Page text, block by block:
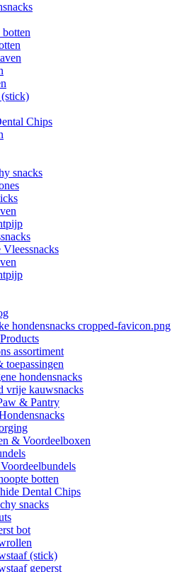
Chips
snacks
assortiment
toepassingen
hondensnacks
vrije kauwsnacks
& Pantry
& Voordeelboxen
botten
Dental Chips
snacks
bot
(stick)
geperst